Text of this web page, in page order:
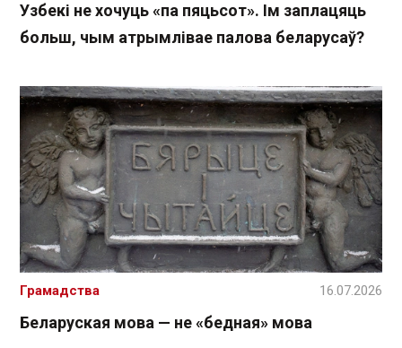
Узбекі не хочуць «па пяцьсот». Ім заплацяць
больш, чым атрымлівае палова беларусаў?
Беларуская мова — не «бедная» мова
Грамадства 16.07.2026